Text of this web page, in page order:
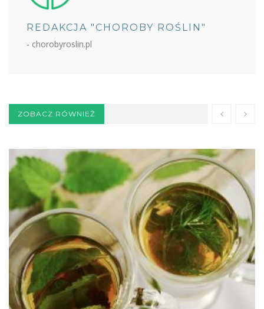
REDAKCJA "CHOROBY ROŚLIN"
- chorobyroslin.pl
ZOBACZ RÓWNIEŻ